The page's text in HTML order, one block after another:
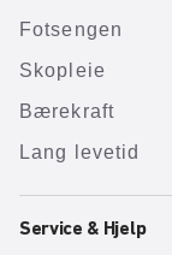
Fotsengen
Skopleie
Bærekraft
Lang levetid
Service & Hjelp